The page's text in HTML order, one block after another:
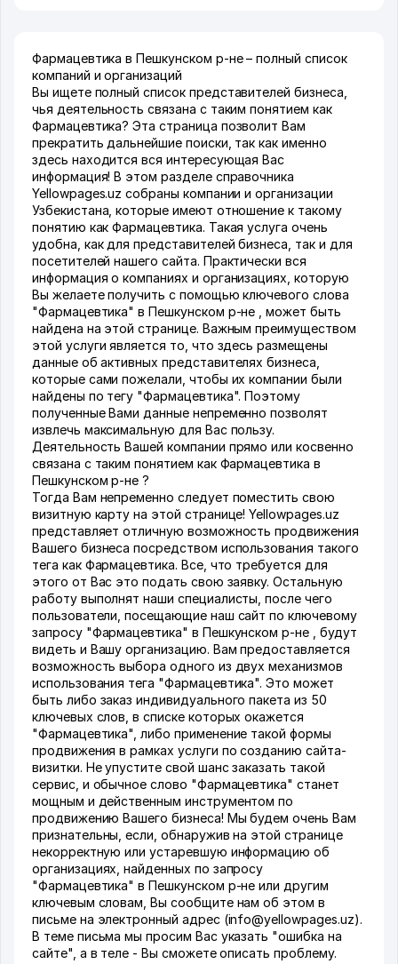
Фармацевтика в Пешкунском р-не – полный список
компаний и организаций
Вы ищете полный список представителей бизнеса,
чья деятельность связана с таким понятием как
Фармацевтика? Эта страница позволит Вам
прекратить дальнейшие поиски, так как именно
здесь находится вся интересующая Вас
информация! В этом разделе справочника
Yellowpages.uz собраны компании и организации
Узбекистана, которые имеют отношение к такому
понятию как Фармацевтика. Такая услуга очень
удобна, как для представителей бизнеса, так и для
посетителей нашего сайта. Практически вся
информация о компаниях и организациях, которую
Вы желаете получить с помощью ключевого слова
"Фармацевтика" в Пешкунском р-не , может быть
найдена на этой странице. Важным преимуществом
этой услуги является то, что здесь размещены
данные об активных представителях бизнеса,
которые сами пожелали, чтобы их компании были
найдены по тегу "Фармацевтика". Поэтому
полученные Вами данные непременно позволят
извлечь максимальную для Вас пользу.
Деятельность Вашей компании прямо или косвенно
связана с таким понятием как Фармацевтика в
Пешкунском р-не ?
Тогда Вам непременно следует поместить свою
визитную карту на этой странице! Yellowpages.uz
представляет отличную возможность продвижения
Вашего бизнеса посредством использования такого
тега как Фармацевтика. Все, что требуется для
этого от Вас это подать свою заявку. Остальную
работу выполнят наши специалисты, после чего
пользователи, посещающие наш сайт по ключевому
запросу "Фармацевтика" в Пешкунском р-не , будут
видеть и Вашу организацию. Вам предоставляется
возможность выбора одного из двух механизмов
использования тега "Фармацевтика". Это может
быть либо заказ индивидуального пакета из 50
ключевых слов, в списке которых окажется
"Фармацевтика", либо применение такой формы
продвижения в рамках услуги по созданию сайта-
визитки. Не упустите свой шанс заказать такой
сервис, и обычное слово "Фармацевтика" станет
мощным и действенным инструментом по
продвижению Вашего бизнеса! Мы будем очень Вам
признательны, если, обнаружив на этой странице
некорректную или устаревшую информацию об
организациях, найденных по запросу
"Фармацевтика" в Пешкунском р-не или другим
ключевым словам, Вы сообщите нам об этом в
письме на электронный адрес (info@yellowpages.uz).
В теме письма мы просим Вас указать "ошибка на
сайте", а в теле - Вы сможете описать проблему.